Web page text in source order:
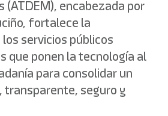
(ATDEM), encabezada por
fortalece la
servicios públicos
que ponen la tecnología al
para consolidar un
transparente, seguro y